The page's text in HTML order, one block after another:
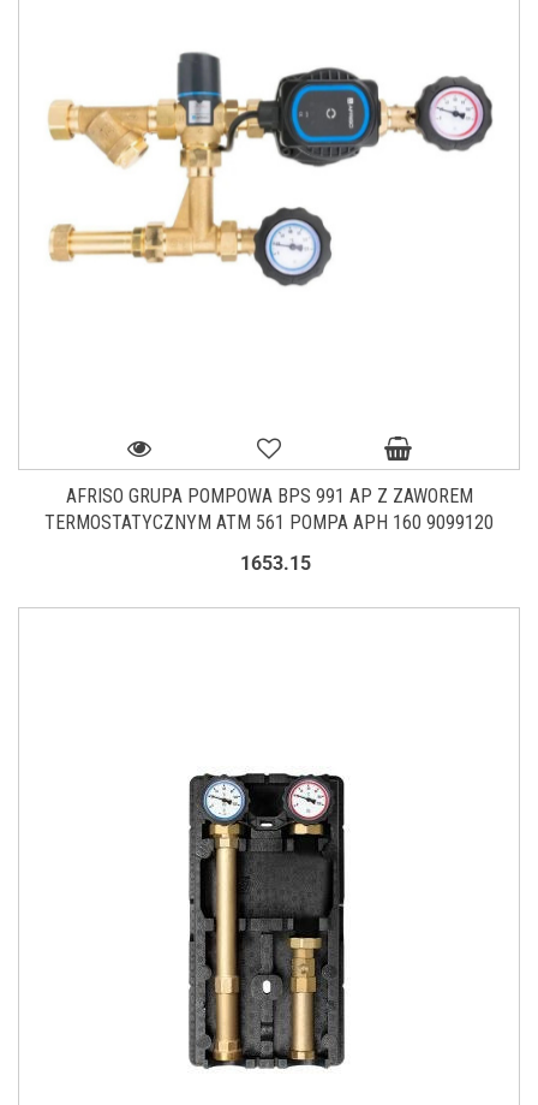
AFRISO GRUPA POMPOWA BPS 991 AP Z ZAWOREM
TERMOSTATYCZNYM ATM 561 POMPA APH 160 9099120
1653.15